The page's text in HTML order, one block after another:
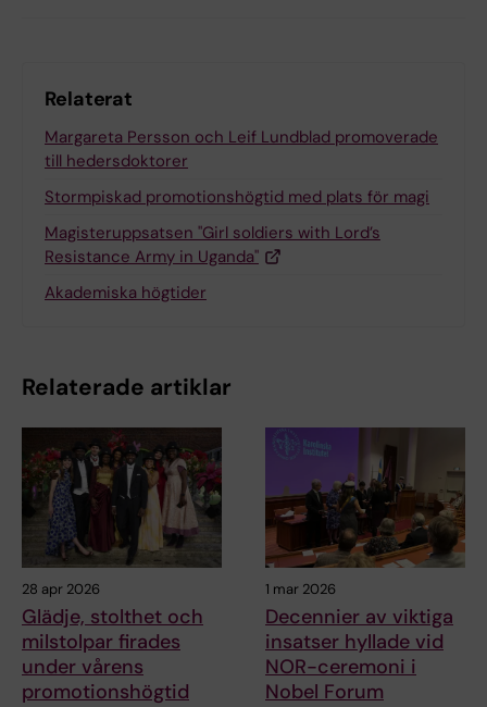
Relaterat
Margareta Persson och Leif Lundblad promoverade
till hedersdoktorer
Stormpiskad promotionshögtid med plats för magi
Magisteruppsatsen "Girl soldiers with Lord’s
Resistance Army in Uganda"
Akademiska högtider
Relaterade artiklar
28 apr 2026
Glädje, stolthet och
milstolpar firades
under vårens
promotionshögtid
1 mar 2026
Decennier av viktiga
insatser hyllade vid
NOR-ceremoni i
Nobel Forum